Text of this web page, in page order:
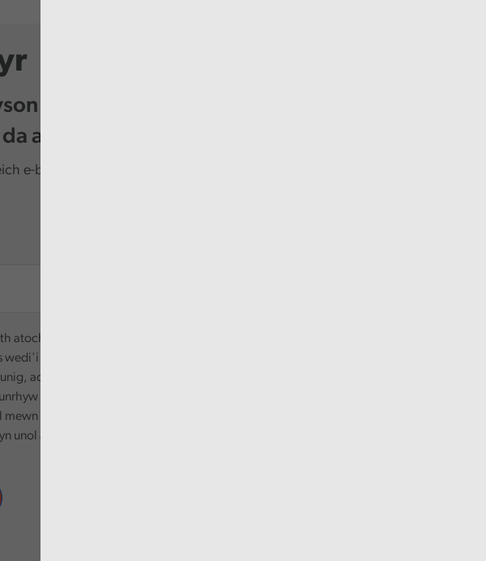
i chi am ein gwaith archwilio
a digwyddiadau.
e-bost.
atoch. Defnyddir eich enw a'ch
deilwra yn seiliedig ar eich
ac ni chaiff ei rhannu â thrydydd
adeg, trwy ddiweddaru eich
unrhyw e-bost a dderbyniwch
unol â'n polisi preifatrwydd.